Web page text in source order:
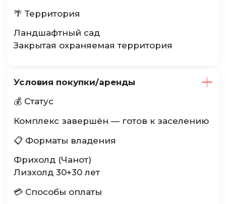
🌴 Территория
Ландшафтный сад
Закрытая охраняемая территория
Условия покупки/аренды
💰 Статус
Комплекс завершён — готов к заселению
📋 Форматы владения
Фрихолд (Чанот)
Лизхолд 30+30 лет
💳 Способы оплаты